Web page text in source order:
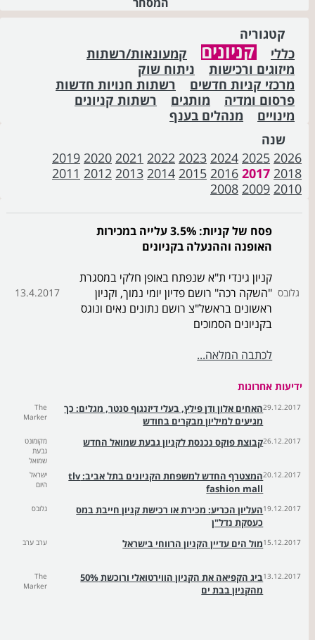
קטגוריה
כללי
קניונים
קמעונאות/רשתות
מיזוגים ורכישות
ניתוח שוק
מרכזי קניות חדשים
רשתות חנויות חדשות
פרסום ומדיה
מותגים
רשתות קניונים
מינויים
מנהלים בענף
שנה
2026
2025
2024
2023
2022
2021
2020
2019
2018
2017
2016
2015
2014
2013
2012
2011
2010
2009
2008
גלובס
פסח של קניות: 3.5% עלייה במכירות
האופנה וההנעלה בקניונים
קניון גינדי ת"א שנפתח באופן חלקי במסגרת
"השקה רכה" רושם פדיון יומי נמוך, וקניון
ראשונים בראשל"צ רושם נתונים נאים ונוגס
בקניונים הסמוכים
לכתבה המלאה...
13.4.2017
ידיעות אחרונות
29.12.2017האחים אלון ודן פילץ, בעלי דיזנגוף סנטר, מגלים: כך
מגיעים למיליון מבקרים בחודש
The
Marker
26.12.2017קבוצת פוקס נכנסת לקניון גבעת שמואל החדש
מקומונט
גבעת
שמואל
20.12.2017
המצטרף החדש למשפחת הקניונים בתל אביב: tlv
fashion mall
ישראל
היום
19.12.2017העליון הכריע: מכירת או רכישת קניון חייבת במס
כעסקת נדל"ן
גלובס
15.12.2017מול הים עדיין הקניון הרווחי בישראל ערב ערב
13.12.2017
ביג הקפיאה את הקניון הווירטואלי ורוכשת 50%
מהקניון בבת ים
The
Marker